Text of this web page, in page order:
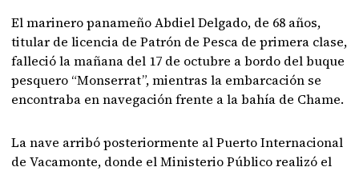
El marinero panameño Abdiel Delgado, de 68 años,
titular de licencia de Patrón de Pesca de primera clase,
falleció la mañana del 17 de octubre a bordo del buque
pesquero “Monserrat”, mientras la embarcación se
encontraba en navegación frente a la bahía de Chame.
La nave arribó posteriormente al Puerto Internacional
de Vacamonte, donde el Ministerio Público realizó el